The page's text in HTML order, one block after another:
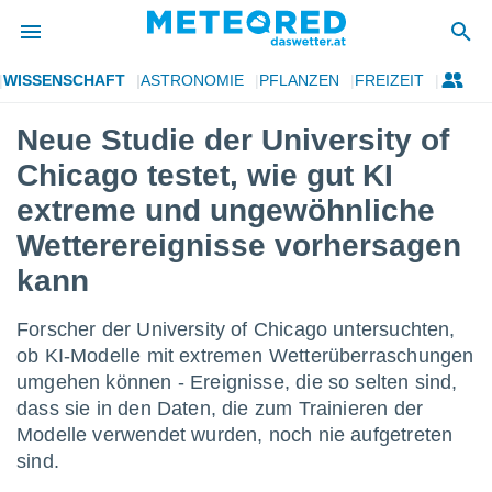
wurde
dass
von
WISSENSCHAFT ASTRONOMIE PFLANZEN FREIZEIT
Neue Studie der University of
Chicago testet, wie gut KI
extreme und ungewöhnliche
Wetterereignisse vorhersagen
kann
Forscher der University of Chicago untersuchten,
ob KI-Modelle mit extremen Wetterüberraschungen
umgehen können - Ereignisse, die so selten sind,
dass sie in den Daten, die zum Trainieren der
Modelle verwendet wurden, noch nie aufgetreten
sind.